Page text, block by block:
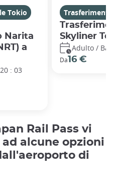
Tokio
Narita
a
: 03
Skyliner
Adulto /
Da16 €
Rail Pass vi
alcune opzioni
di